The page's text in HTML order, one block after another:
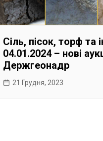
Сіль, пісок, торф та
04.01.2024 – нові
Держгеонадр
21 Грудня, 2023